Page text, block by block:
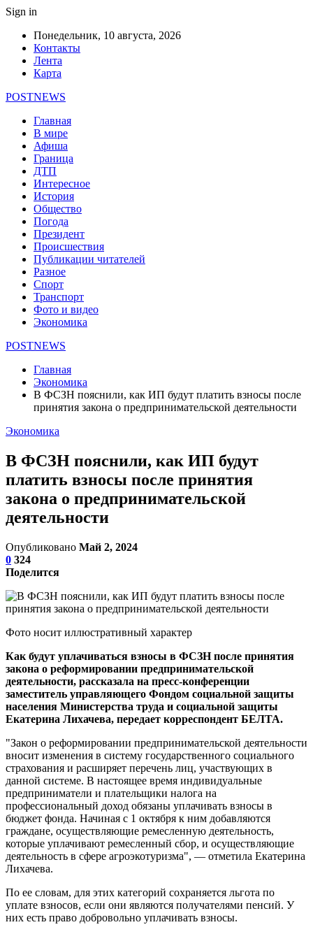
Sign in
Понедельник, 10 августа, 2026
Контакты
Лента
Карта
POSTNEWS
Главная
В мире
Афиша
Граница
ДТП
Интересное
История
Общество
Погода
Президент
Происшествия
Публикации читателей
Разное
Спорт
Транспорт
Фото и видео
Экономика
POSTNEWS
Главная
Экономика
В ФСЗН пояснили, как ИП будут платить взносы после
принятия закона о предпринимательской деятельности
Экономика
В ФСЗН пояснили, как ИП будут
платить взносы после принятия
закона о предпринимательской
деятельности
Опубликовано Май 2, 2024
0 324
Поделится
Фото носит иллюстративный характер
Как будут уплачиваться взносы в ФСЗН после принятия
закона о реформировании предпринимательской
деятельности, рассказала на пресс-конференции
заместитель управляющего Фондом социальной защиты
населения Министерства труда и социальной защиты
Екатерина Лихачева, передает корреспондент БЕЛТА.
"Закон о реформировании предпринимательской деятельности
вносит изменения в систему государственного социального
страхования и расширяет перечень лиц, участвующих в
данной системе. В настоящее время индивидуальные
предприниматели и плательщики налога на
профессиональный доход обязаны уплачивать взносы в
бюджет фонда. Начиная с 1 октября к ним добавляются
граждане, осуществляющие ремесленную деятельность,
которые уплачивают ремесленный сбор, и осуществляющие
деятельность в сфере агроэкотуризма", — отметила Екатерина
Лихачева.
По ее словам, для этих категорий сохраняется льгота по
уплате взносов, если они являются получателями пенсий. У
них есть право добровольно уплачивать взносы.